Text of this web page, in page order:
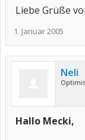
Liebe Grüße
1. Januar 2005
Neli
Hallo Mecki,